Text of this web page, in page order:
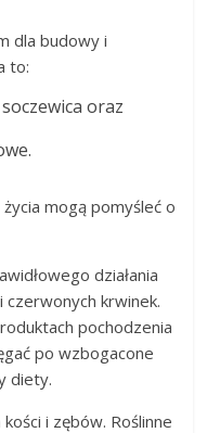
dla budowy i
to:
oraz
mogą pomyśleć o
działania
czerwonych krwinek.
pochodzenia
po wzbogacone
diety.
i zębów. Roślinne